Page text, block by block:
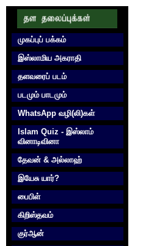
முகப்புப் பக்கம்
இஸ்லாமிய அகராதி
தளவரைப் படம்
படமும் பாடமும்
WhatsApp வழி(லி)கள்
Islam Quiz - இஸ்லாம்
வினாடிவினா
தேவன் & அல்லாஹ்
இயேசு யார்?
பைபிள்
கிறிஸ்தவம்
குர்‍ஆன்